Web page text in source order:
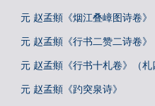
元 赵孟頫《烟江叠嶂图诗卷》
元 赵孟頫《行书二赞二诗卷》
元 赵孟頫《行书十札卷》（札
元 赵孟頫《趵突泉诗》